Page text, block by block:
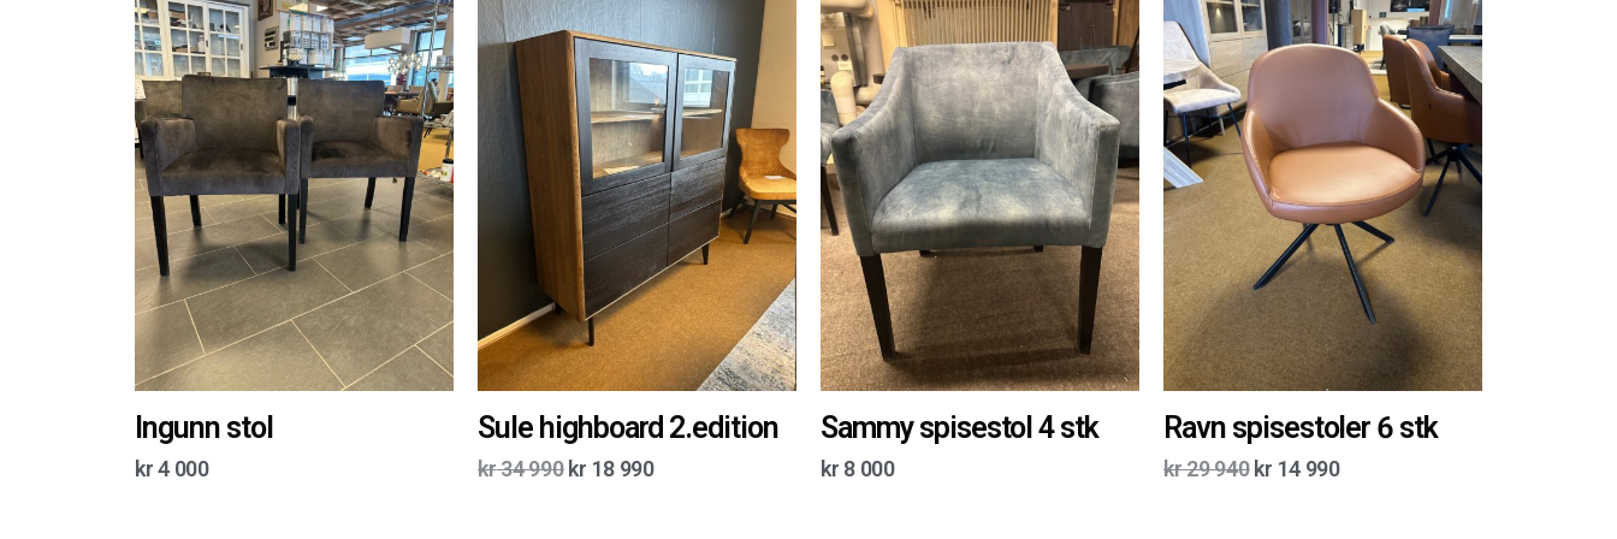
Ingunn stol
kr4 000
Sule highboard 2.edition
kr34 990 kr 18 990
Sammy spisestol 4 stk
kr 8 000
Ravn spisestoler 6 stk
kr29 940 kr 14 990